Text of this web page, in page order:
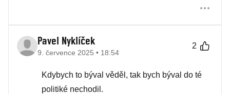
Pavel Nyklíček
9. července 2025 • 18:54
2
Kdybych to býval věděl, tak bych býval do té
politiké nechodil.